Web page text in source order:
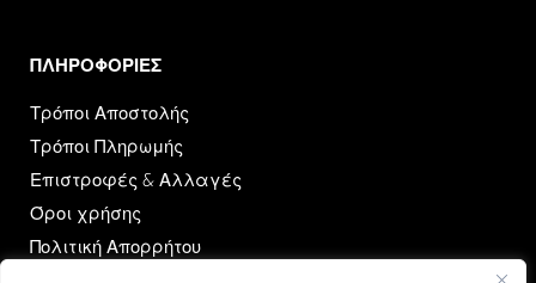
ΠΛΗΡΟΦΟΡΙΕΣ​
Τρόποι Αποστολής
Τρόποι Πληρωμής
Επιστροφές & Αλλαγές
Όροι χρήσης
Πολιτική Απορρήτου